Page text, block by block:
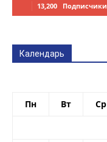
13,200 Подписчики
Календарь
Пн Вт Ср